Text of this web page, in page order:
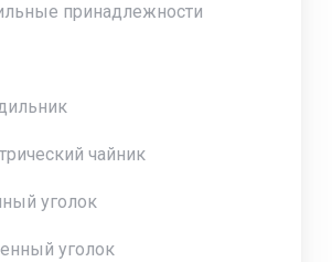
принадлежности
чайник
уголок
уголок